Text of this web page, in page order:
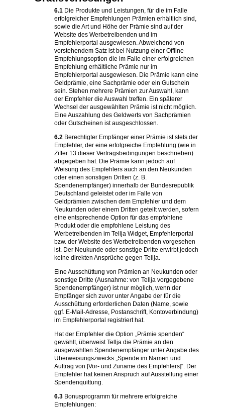
6.1 Die Produkte und Leistungen, für die im Falle
erfolgreicher Empfehlungen Prämien erhältlich sind,
sowie die Art und Höhe der Prämie sind auf der
Website des Werbetreibenden und im
Empfehlerportal ausgewiesen. Abweichend von
vorstehendem Satz ist bei Nutzung einer Offline-
Empfehlungsoption die im Falle einer erfolgreichen
Empfehlung erhältliche Prämie nur im
Empfehlerportal ausgewiesen. Die Prämie kann eine
Geldprämie, eine Sachprämie oder ein Gutschein
sein. Stehen mehrere Prämien zur Auswahl, kann
der Empfehler die Auswahl treffen. Ein späterer
Wechsel der ausgewählten Prämie ist nicht möglich.
Eine Auszahlung des Geldwerts von Sachprämien
oder Gutscheinen ist ausgeschlossen.
6.2 Berechtigter Empfänger einer Prämie ist stets der
Empfehler, der eine erfolgreiche Empfehlung (wie in
Ziffer 13 dieser Vertragsbedingungen beschrieben)
abgegeben hat. Die Prämie kann jedoch auf
Weisung des Empfehlers auch an den Neukunden
oder einen sonstigen Dritten (z. B.
Spendenempfänger) innerhalb der Bundesrepublik
Deutschland geleistet oder im Falle von
Geldprämien zwischen dem Empfehler und dem
Neukunden oder einem Dritten geteilt werden, sofern
eine entsprechende Option für das empfohlene
Produkt oder die empfohlene Leistung des
Werbetreibenden im Tellja Widget, Empfehlerportal
bzw. der Website des Werbetreibenden vorgesehen
ist. Der Neukunde oder sonstige Dritte erwirbt jedoch
keine direkten Ansprüche gegen Tellja.
Eine Ausschüttung von Prämien an Neukunden oder
sonstige Dritte (Ausnahme: von Tellja vorgegebene
Spendenempfänger) ist nur möglich, wenn der
Empfänger sich zuvor unter Angabe der für die
Ausschüttung erforderlichen Daten (Name, sowie
ggf. E-Mail-Adresse, Postanschrift, Kontoverbindung)
im Empfehlerportal registriert hat.
Hat der Empfehler die Option „Prämie spenden“
gewählt, überweist Tellja die Prämie an den
ausgewählten Spendenempfänger unter Angabe des
Überweisungszwecks „Spende im Namen und
Auftrag von [Vor- und Zuname des Empfehlers]“. Der
Empfehler hat keinen Anspruch auf Ausstellung einer
Spendenquittung.
6.3 Bonusprogramm für mehrere erfolgreiche
Empfehlungen: